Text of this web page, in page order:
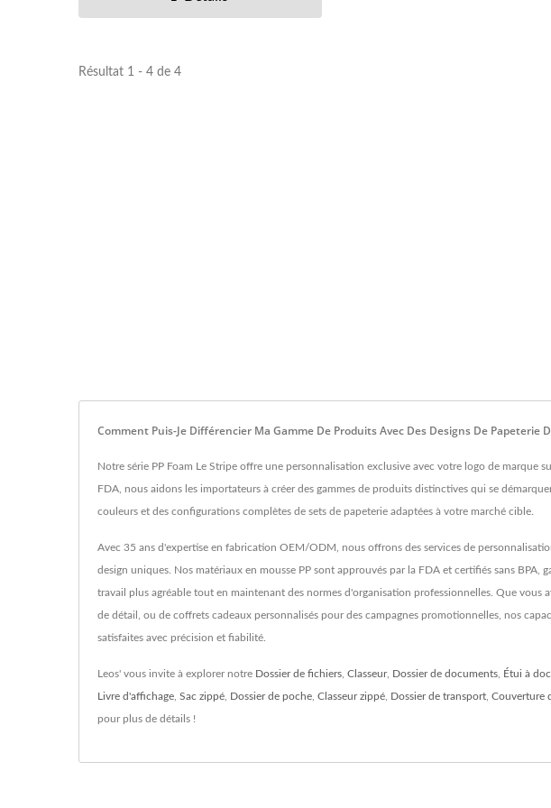
Résultat 1 - 4 de 4
Comment Puis-Je Différencier Ma Gamme De Produits Avec Des Designs De Papeterie
Notre série PP Foam Le Stripe offre une personnalisation exclusive avec votre logo de marque
FDA, nous aidons les importateurs à créer des gammes de produits distinctives qui se
couleurs et des configurations complètes de sets de papeterie adaptées à votre marché cible.
Avec 35 ans d'expertise en fabrication OEM/ODM, nous offrons des services de
design uniques. Nos matériaux en mousse PP sont approuvés par la FDA et certifiés sans
travail plus agréable tout en maintenant des normes d'organisation professionnelles. Que
de détail, ou de coffrets cadeaux personnalisés pour des campagnes promotionnelles, nos
satisfaites avec précision et fiabilité.
Leos' vous invite à explorer notre Dossier de fichiers Classeur, Dossier de documents Étui à
Livre d'affichage Sac zippé Dossier de poche Classeur zippé Dossier de transport Couverture
pour plus de détails !